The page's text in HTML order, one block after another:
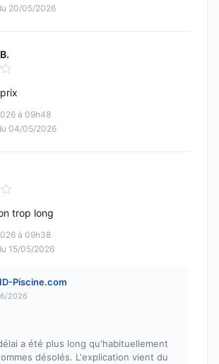
20/05/2026
5
à 09h48
04/05/2026
5
à 09h38
15/05/2026
trop long
Piscine.com
2026
a été plus long qu'habituellement
désolés. L'explication vient du